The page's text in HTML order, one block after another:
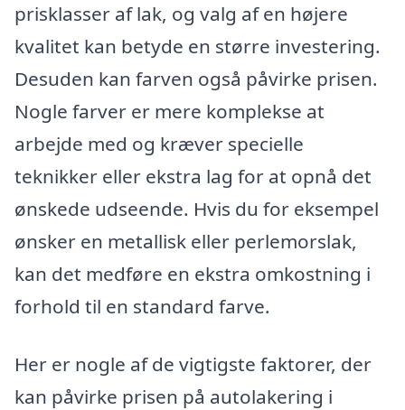
prisklasser af lak, og valg af en højere
kvalitet kan betyde en større investering.
Desuden kan farven også påvirke prisen.
Nogle farver er mere komplekse at
arbejde med og kræver specielle
teknikker eller ekstra lag for at opnå det
ønskede udseende. Hvis du for eksempel
ønsker en metallisk eller perlemorslak,
kan det medføre en ekstra omkostning i
forhold til en standard farve.
Her er nogle af de vigtigste faktorer, der
kan påvirke prisen på autolakering i